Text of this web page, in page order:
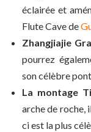
éclairée et
Flute Cave de
Zhangjiajie
pourrez
son célèbre
La montage
arche de roche,
ci est la plus